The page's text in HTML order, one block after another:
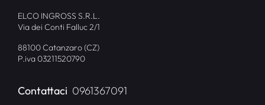
ELCO INGROSS S.R.L.
Via dei Conti Falluc 2/1
88100 Catanzaro (CZ)
P.iva 03211520790
Contattaci 0961367091